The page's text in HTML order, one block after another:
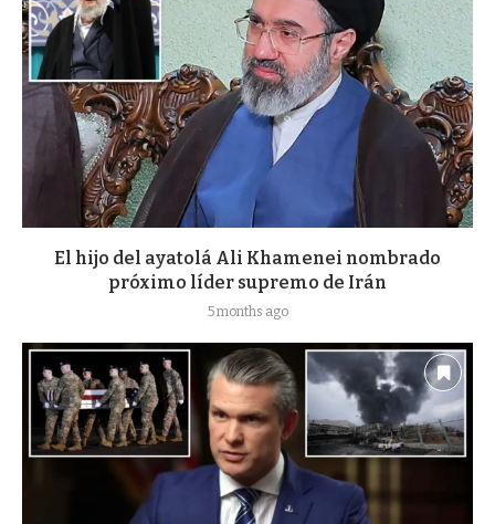
El hijo del ayatolá Ali Khamenei nombrado
próximo líder supremo de Irán
5 months ago